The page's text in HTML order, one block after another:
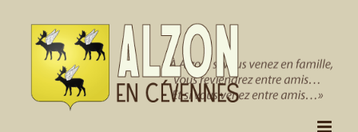
contenu